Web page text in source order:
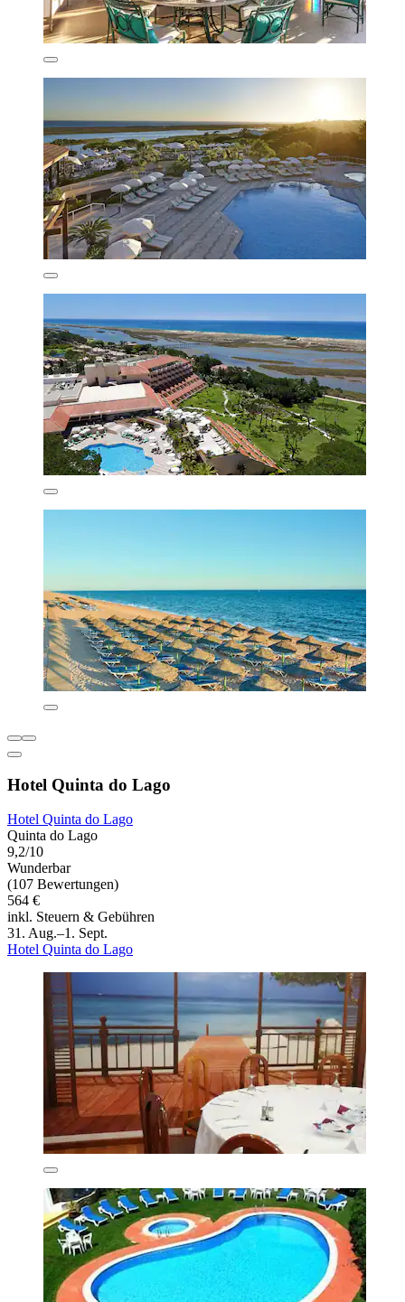
Hotel Quinta do Lago
Hotel Quinta do Lago
Quinta do Lago
9,2/10
Wunderbar
(107 Bewertungen)
564 €
inkl. Steuern & Gebühren
31. Aug.–1. Sept.
Hotel Quinta do Lago